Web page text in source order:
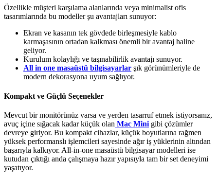
Özellikle müşteri karşılama alanlarında veya minimalist ofis
tasarımlarında bu modeller şu avantajları sunuyor:
Ekran ve kasanın tek gövdede birleşmesiyle kablo
karmaşasının ortadan kalkması önemli bir avantaj haline
geliyor.
Kurulum kolaylığı ve taşınabilirlik avantajı sunuyor.
All in one masaüstü bilgisayarlar şık görünümleriyle de
modern dekorasyona uyum sağlıyor.
Kompakt ve Güçlü Seçenekler
Mevcut bir monitörünüz varsa ve yerden tasarruf etmek istiyorsanız,
avuç içine sığacak kadar küçük olan Mac Mini gibi çözümler
devreye giriyor. Bu kompakt cihazlar, küçük boyutlarına rağmen
yüksek performanslı işlemcileri sayesinde ağır iş yüklerinin altından
başarıyla kalkıyor. All-in-one masaüstü bilgisayar modelleri ise
kutudan çıktığı anda çalışmaya hazır yapısıyla tam bir set deneyimi
yaşatıyor.